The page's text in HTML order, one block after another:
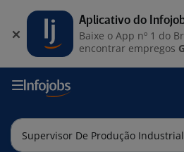
Aplicativo do
Baixe o App nº 1 do
encontrar empregos